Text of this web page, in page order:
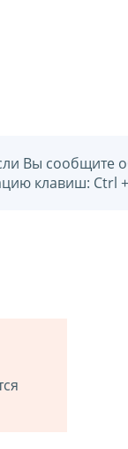
Вы сообщите
клавиш: Ctrl